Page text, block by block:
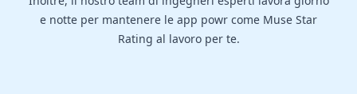
e notte per mantenere le app powr come Muse Star
Rating al lavoro per te.